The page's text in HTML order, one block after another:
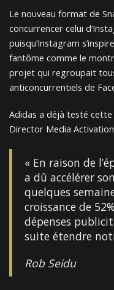
Le nouveau format de
concurrencer celui
puisqu’Instagram
fantôme comme le
projet qui regroupait
anticoncurrentiels de
Adidas a déjà testé cette
Director Media
« En raison de
a dû accélérer
quelques
croissance de
dépenses
suite étendre
Rob Seidu